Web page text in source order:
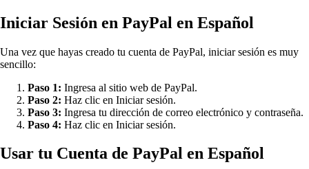
Iniciar Sesión en PayPal en Español
Una vez que hayas creado tu cuenta de PayPal, iniciar sesión es muy
sencillo:
Paso 1: Ingresa al sitio web de PayPal.
Paso 2: Haz clic en Iniciar sesión.
Paso 3: Ingresa tu dirección de correo electrónico y contraseña.
Paso 4: Haz clic en Iniciar sesión.
Usar tu Cuenta de PayPal en Español